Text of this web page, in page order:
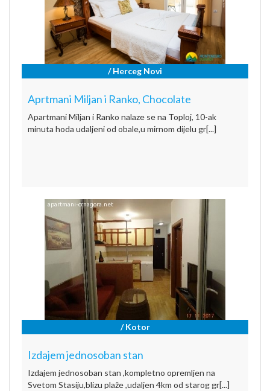
/ Herceg Novi
Aprtmani Miljan i Ranko, Chocolate
Apartmani Miljan i Ranko nalaze se na Toploj, 10-ak
minuta hoda udaljeni od obale,u mirnom dijelu gr[...]
/ Kotor
Izdajem jednosoban stan
Izdajem jednosoban stan ,kompletno opremljen na
Svetom Stasiju,blizu plaže ,udaljen 4km od starog gr[...]